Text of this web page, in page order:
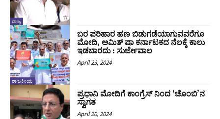
ರಾಜ್ಯ
ರಾಜಕೀಯ
ಬರ ಪರಿಹಾರ ಹಣ ಬಿಡುಗಡೆಯಾಗುವವರೆಗೂ
ಮೋದಿ, ಅಮಿತ್ ಷಾ ಕರ್ನಾಟಕದ ನೆಲಕ್ಕೆ ಕಾಲು
ಇಡಬಾರದು : ಸುರ್ಜೇವಾಲ
April 23, 2024
ಪ್ರಧಾನಿ‌ ಮೋದಿಗೆ ಕಾಂಗ್ರೆಸ್ ನಿಂದ ‘ಚೊಂಬಿ’ನ
ಸ್ವಾಗತ
April 20, 2024